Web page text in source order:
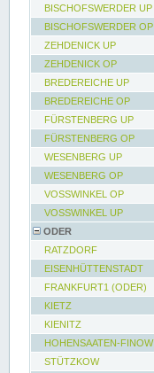
BISCHOFSWERDER UP
BISCHOFSWERDER OP
ZEHDENICK UP
ZEHDENICK OP
BREDEREICHE UP
BREDEREICHE OP
FÜRSTENBERG UP
FÜRSTENBERG OP
WESENBERG UP
WESENBERG OP
VOSSWINKEL OP
VOSSWINKEL UP
ODER
RATZDORF
EISENHÜTTENSTADT
FRANKFURT1 (ODER)
KIETZ
KIENITZ
HOHENSAATEN-FINOW
STÜTZKOW